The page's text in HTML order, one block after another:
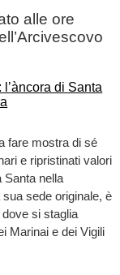
alle ore
fare mostra di sé
e ripristinati valori
Santa nella
sede originale, è
dove si staglia
Marinai e dei Vigili